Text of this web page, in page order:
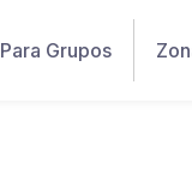
Para Grupos